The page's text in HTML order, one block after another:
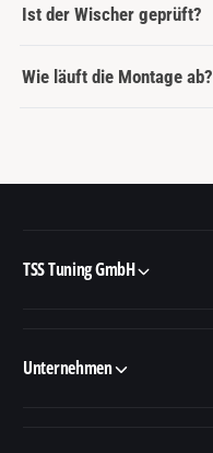
Ist der Wischer geprüft?
Wie läuft die Montage ab?
TSS Tuning GmbH
Unternehmen